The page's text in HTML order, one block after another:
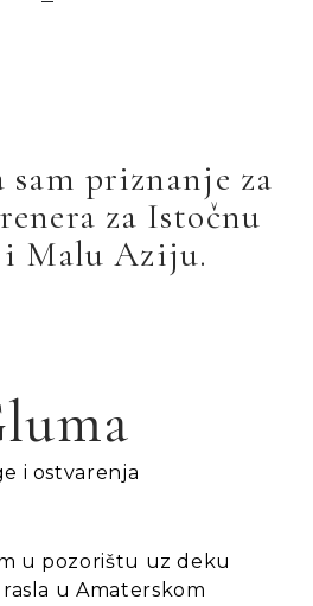
sam priznanje za
za Istočnu
i Malu Aziju.
i ostvarenja
u pozorištu uz deku
u Amaterskom